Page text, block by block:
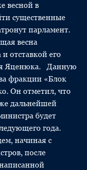
весной в
существенные
парламент.
весна
отставкой его
Яценюка. Данную
фракции «Блок
Он отметил, что
дальнейшей
будет
года.
начиная с
после